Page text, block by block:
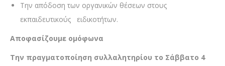
Την απόδοση των οργανικών θέσεων στους
εκπαιδευτικούς ειδικοτήτων.
Αποφασίζουμε ομόφωνα
Την πραγματοποίηση συλλαλητηρίου το Σάββατο 4